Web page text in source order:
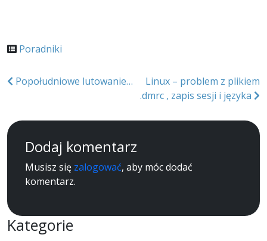
Poradniki
Nawigacja
Popołudniowe lutowanie…
Linux – problem z plikiem
.dmrc , zapis sesji i języka
Dodaj komentarz
Musisz się zalogować, aby móc dodać
komentarz.
Kategorie